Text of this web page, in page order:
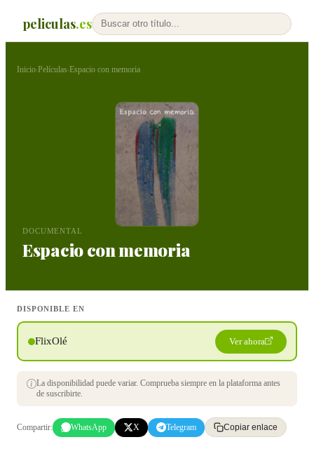
peliculas.es
Inicio›Películas›Espacio con memoria
DOCUMENTAL
Espacio con memoria
DISPONIBLE EN
FlixOlé Ver ahora
La disponibilidad puede variar. Comprueba siempre en la plataforma antes
de suscribirte.
Compartir: WhatsApp X Telegram Copiar enlace